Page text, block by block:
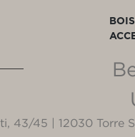
43/45 | 12030 Torre